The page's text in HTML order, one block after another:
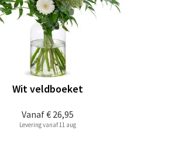
Vanaf€ 26,95
Wit veldboeket
Levering vanaf 11 aug